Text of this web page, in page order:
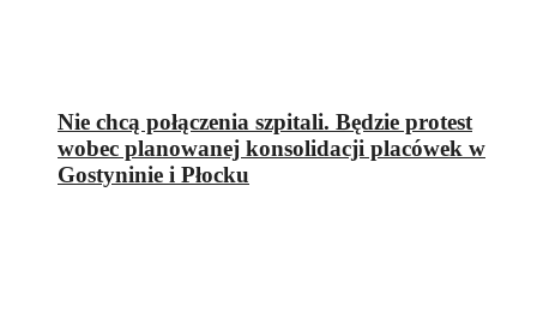
Nie chcą połączenia szpitali. Będzie protest
wobec planowanej konsolidacji placówek w
Gostyninie i Płocku